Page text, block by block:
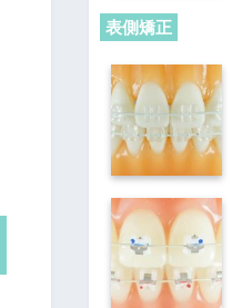
表側矯正